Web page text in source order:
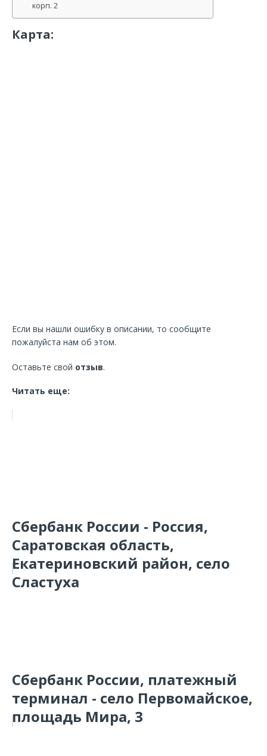
корп. 2
Карта:
Если вы нашли ошибку в описании, то сообщите
пожалуйста нам об этом.
Оставьте свой отзыв.
Читать еще:
Сбербанк России - Россия,
Саратовская область,
Екатериновский район, село
Сластуха
Сбербанк России, платежный
терминал - село Первомайское,
площадь Мира, 3